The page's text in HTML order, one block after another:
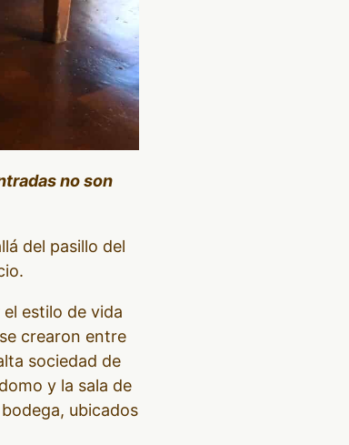
no son
del pasillo del
estilo de vida
crearon entre
sociedad de
y la sala de
ubicados